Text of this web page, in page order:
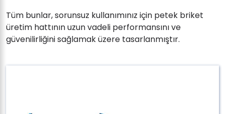
Tüm bunlar, sorunsuz kullanımınız için petek briket
üretim hattının uzun vadeli performansını ve
güvenilirliğini sağlamak üzere tasarlanmıştır.